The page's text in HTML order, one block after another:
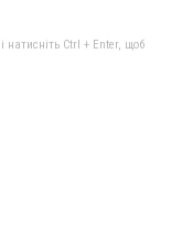
натисніть Ctrl + Enter, щоб